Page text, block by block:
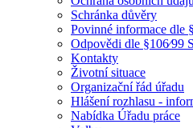
Schránka důvěry
Povinné informace dle
Odpovědi dle §106⁄99
Kontakty
Životní situace
Organizační řád úřadu
Hlášení rozhlasu -
Nabídka Úřadu práce